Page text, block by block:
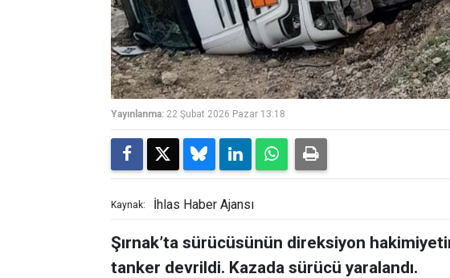
Yayınlanma: 22 Şubat 2026 Pazar 13:18
Kaynak: İhlas Haber Ajansı
Şırnak’ta sürücüsünün direksiyon
tanker devrildi. Kazada sürücü yaralandı.